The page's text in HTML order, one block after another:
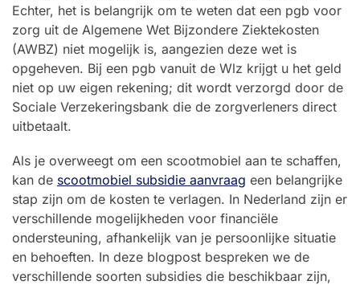
Echter, het is belangrijk om te weten dat een pgb voor
zorg uit de Algemene Wet Bijzondere Ziektekosten
(AWBZ) niet mogelijk is, aangezien deze wet is
opgeheven. Bij een pgb vanuit de Wlz krijgt u het geld
niet op uw eigen rekening; dit wordt verzorgd door de
Sociale Verzekeringsbank die de zorgverleners direct
uitbetaalt.
Als je overweegt om een scootmobiel aan te schaffen,
kan de scootmobiel subsidie aanvraag een belangrijke
stap zijn om de kosten te verlagen. In Nederland zijn er
verschillende mogelijkheden voor financiële
ondersteuning, afhankelijk van je persoonlijke situatie
en behoeften. In deze blogpost bespreken we de
verschillende soorten subsidies die beschikbaar zijn,